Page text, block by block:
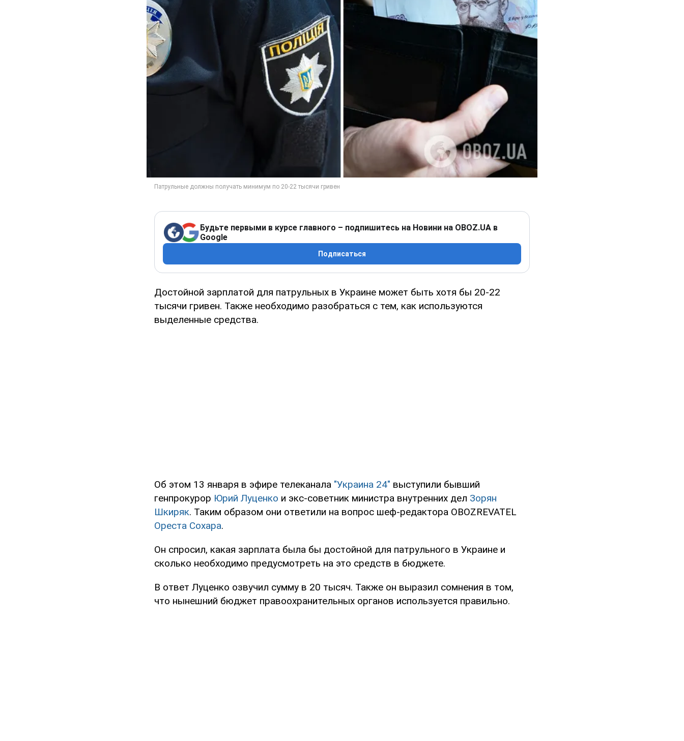
Будьте первыми в курсе главного – подпишитесь на Новини на OBOZ.UA в
Google
Подписаться
Достойной зарплатой для патрульных в Украине может быть хотя бы 20-22
тысячи гривен. Также необходимо разобраться с тем, как используются
выделенные средства.
Об этом 13 января в эфире телеканала "Украина 24" выступили бывший
генпрокурор Юрий Луценко и экс-советник министра внутренних дел Зорян
Шкиряк. Таким образом они ответили на вопрос шеф-редактора OBOZREVATEL
Ореста Сохара.
Он спросил, какая зарплата была бы достойной для патрульного в Украине и
сколько необходимо предусмотреть на это средств в бюджете.
В ответ Луценко озвучил сумму в 20 тысяч. Также он выразил сомнения в том,
что нынешний бюджет правоохранительных органов используется правильно.